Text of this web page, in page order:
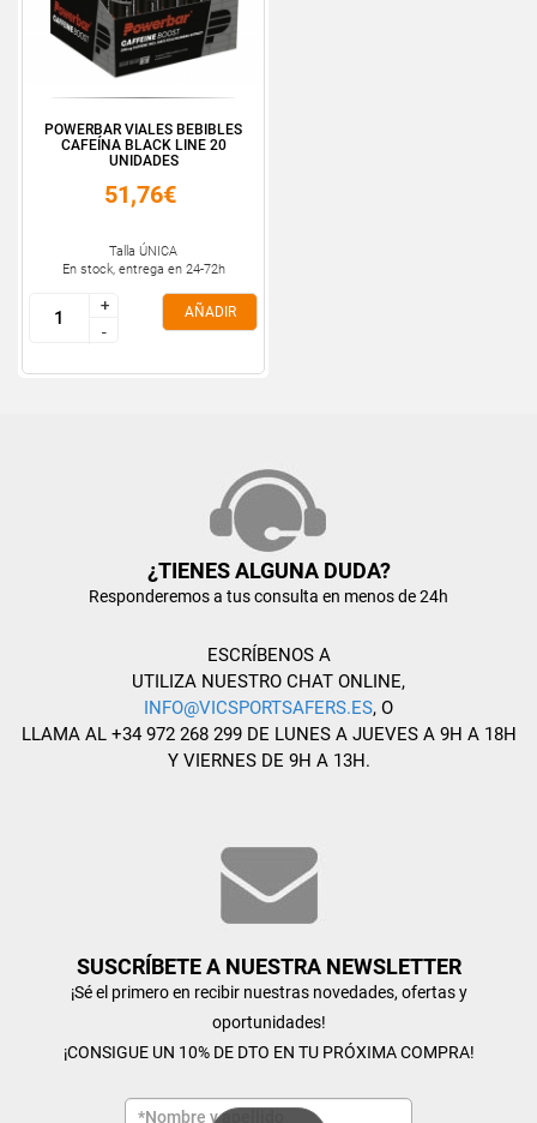
POWERBAR VIALES BEBIBLES
CAFEÍNA BLACK LINE 20
UNIDADES
51,76€
Talla ÚNICA
En stock, entrega en 24-72h
+
-
+
-
AÑADIR
¿TIENES ALGUNA DUDA?
Responderemos a tus consulta en menos de 24h
ESCRÍBENOS A
UTILIZA NUESTRO CHAT ONLINE,
INFO@VICSPORTSAFERS.ES, O
LLAMA AL +34 972 268 299 DE LUNES A JUEVES A 9H A 18H
Y VIERNES DE 9H A 13H.
SUSCRÍBETE A NUESTRA NEWSLETTER
¡Sé el primero en recibir nuestras novedades, ofertas y
oportunidades!
¡CONSIGUE UN 10% DE DTO EN TU PRÓXIMA COMPRA!